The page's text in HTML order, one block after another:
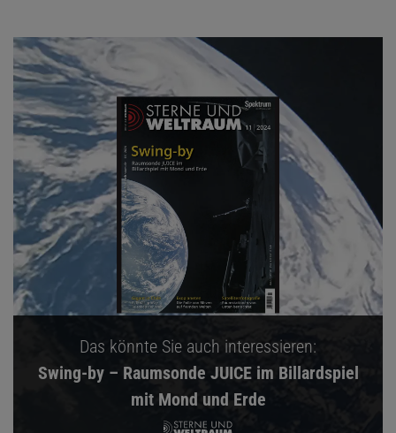
Das könnte Sie auch interessieren:
Swing-by – Raumsonde JUICE im Billardspiel
mit Mond und Erde